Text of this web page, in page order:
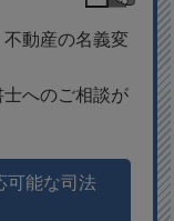
動産の名義変
へのご相談が
可能な司法